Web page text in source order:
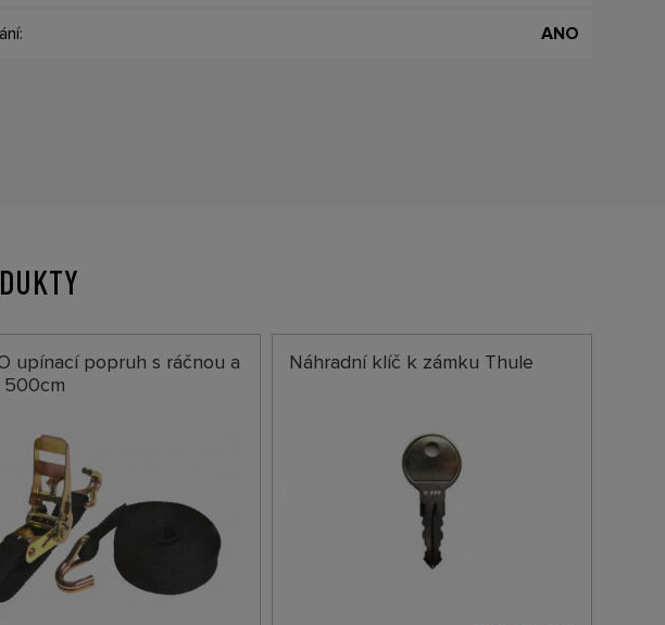
ANO
upínací popruh s ráčnou a
500cm
Náhradní klíč k zámku Thule